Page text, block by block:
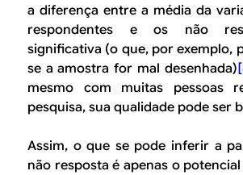
a diferença entre a média da
respondentes e os não
significativa (o que, por exemplo,
se a amostra for mal desenhada)
mesmo com muitas pessoas
pesquisa, sua qualidade pode ser
Assim, o que se pode inferir a
não resposta é apenas o